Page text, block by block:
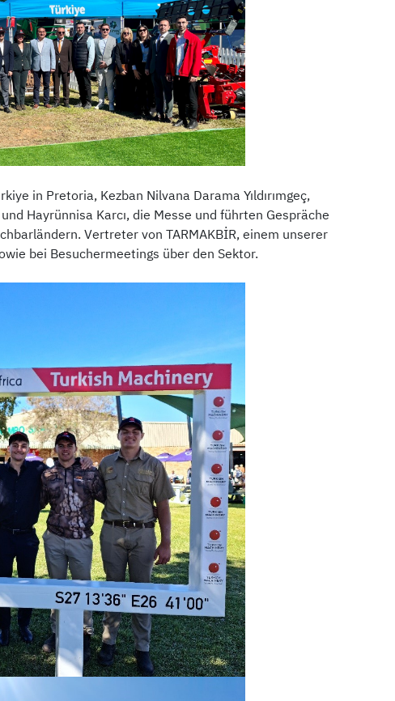
in Pretoria, Kezban Nilvana Darama Yıldırımgeç,
Hayrünnisa Karcı, die Messe und führten Gespräche
Vertreter von TARMAKBİR, einem unserer
bei Besuchermeetings über den Sektor.